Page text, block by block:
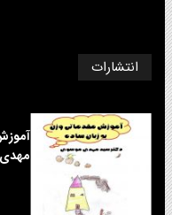
انتشارات